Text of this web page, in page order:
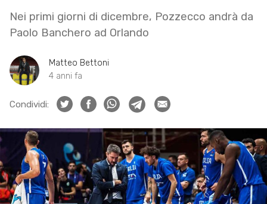
Nei primi giorni di dicembre, Pozzecco andrà da
Paolo Banchero ad Orlando
Matteo Bettoni
4 anni fa
Condividi: